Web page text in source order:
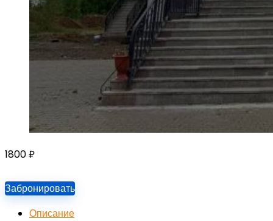
1800₽
Забронировать
Описание